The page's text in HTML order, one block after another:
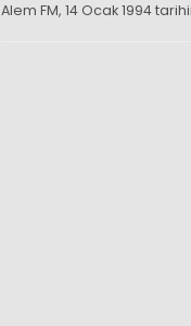
Alem FM, 14 Ocak 1994